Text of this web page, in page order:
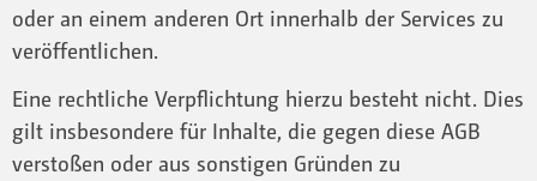
oder an einem anderen Ort innerhalb der Services zu
veröffentlichen.
Eine rechtliche Verpflichtung hierzu besteht nicht. Dies
gilt insbesondere für Inhalte, die gegen diese AGB
verstoßen oder aus sonstigen Gründen zu